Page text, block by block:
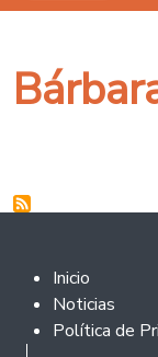
Footer 2
Inicio
Noticias
Política de